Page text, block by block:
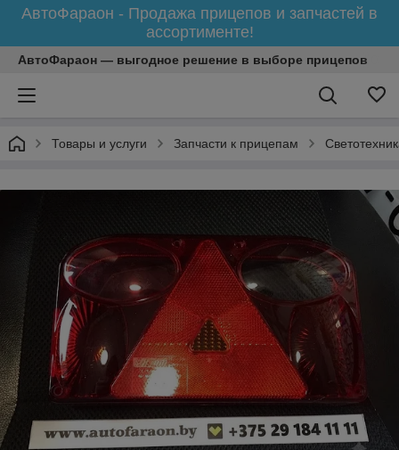
АвтоФараон - Продажа прицепов и запчастей в
ассортименте!
АвтоФараон — выгодное решение в выборе прицепов
Товары и услуги Запчасти к прицепам